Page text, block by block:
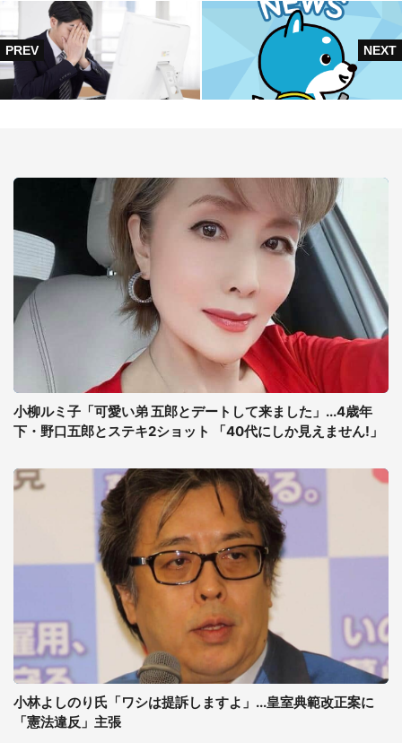
小柳ルミ子「可愛い弟 五郎とデートして来ました」...4歳年
下・野口五郎とステキ2ショット 「40代にしか見えません!」
小林よしのり氏「ワシは提訴しますよ」...皇室典範改正案に
「憲法違反」主張